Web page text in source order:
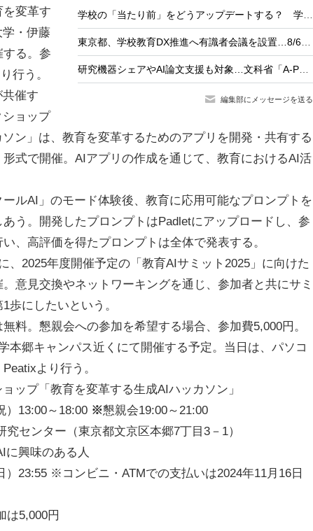
学校の「当たり前」をどうアップデートする？ 学校改革とAI時代の実践に学ぶ
東京都、学校教育DX推進へ有識者会議を設置…8/6初会合
研究機器シェアやAI論文支援も対象…文科省「A-PRAS」認定事業者を公募
編集部にメッセージを送る
を変革す
・伊藤
する。参
行う。
催す
ョップ
ソン」は、教育を変革するためのアプリを開発・共有する
式で開催。AIアプリの作成を通じて、教育におけるAI活
ルAI」のモード体験後、教育に応用可能なプロンプトを
う。開発したプロンプトはPadletにアップロードし、参
、高評価を得たプロンプトは全体で発表する。
2025年度開催予定の「教育AIサミット2025」に向けた
意見交換やネットワーキングを通じ、参加者と共にサミ
歩にしたいという。
料。懇親会への参加を希望する場合、参加費5,000円。
本郷キャンパス近くにて開催する予定。当日は、パソコ
より行う。
ップ「教育を変革する生成AIハッカソン」
）13:00～18:00 ※懇親会19:00～21:00
センター（東京都文京区本郷7丁目3－1）
に興味のある人
）23:55 ※コンビニ・ATMでの支払いは2024年11月16日
5,000円